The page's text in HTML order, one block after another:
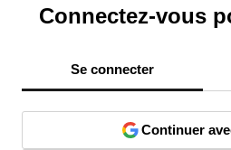
Connectez-vous
Se connecter
Continuer